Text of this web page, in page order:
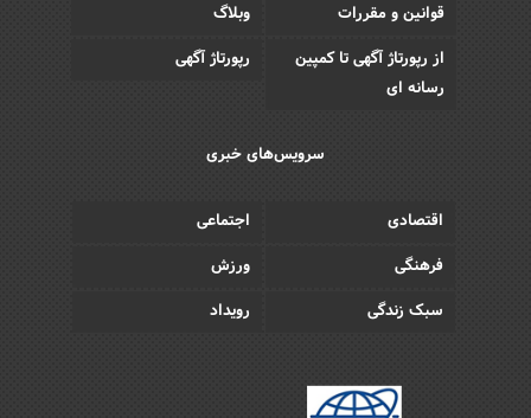
قوانین و مقررات
وبلاگ
از رپورتاژ آگهی تا کمپین
رسانه ای
رپورتاژ آگهی
سرویس‌های خبری
اقتصادی
اجتماعی
فرهنگی
ورزش
سبک زندگی
رویداد